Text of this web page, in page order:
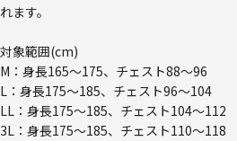
れます。
対象範囲(cm)
M：身長165～175、チェスト88～96
L：身長175～185、チェスト96～104
LL：身長175～185、チェスト104～112
3L：身長175～185、チェスト110～118